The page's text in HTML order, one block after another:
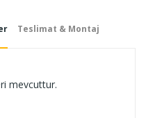
Teslimat & Montaj
mevcuttur.